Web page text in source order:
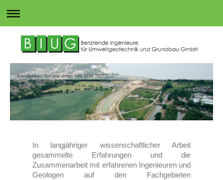
Kontaktieren Sie uns unter: +49 3731 26010
In langjähriger wissenschaftlicher Arbeit
gesammelte Erfahrungen und die
Zusammenarbeit mit erfahrenen Ingenieuren und
Geologen auf den Fachgebieten